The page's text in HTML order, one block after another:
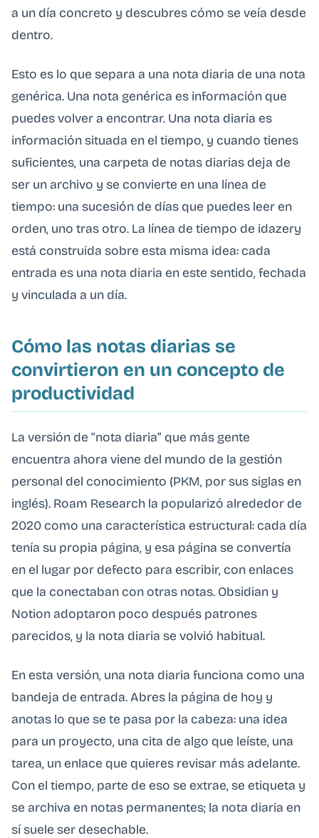
a un día concreto y descubres cómo se veía desde
dentro.
Esto es lo que separa a una nota diaria de una nota
genérica. Una nota genérica es información que
puedes volver a encontrar. Una nota diaria es
información situada en el tiempo, y cuando tienes
suficientes, una carpeta de notas diarias deja de
ser un archivo y se convierte en una línea de
tiempo: una sucesión de días que puedes leer en
orden, uno tras otro. La línea de tiempo de idazery
está construida sobre esta misma idea: cada
entrada es una nota diaria en este sentido, fechada
y vinculada a un día.
Cómo las notas diarias se
convirtieron en un concepto de
productividad
La versión de “nota diaria” que más gente
encuentra ahora viene del mundo de la gestión
personal del conocimiento (PKM, por sus siglas en
inglés). Roam Research la popularizó alrededor de
2020 como una característica estructural: cada día
tenía su propia página, y esa página se convertía
en el lugar por defecto para escribir, con enlaces
que la conectaban con otras notas. Obsidian y
Notion adoptaron poco después patrones
parecidos, y la nota diaria se volvió habitual.
En esta versión, una nota diaria funciona como una
bandeja de entrada. Abres la página de hoy y
anotas lo que se te pasa por la cabeza: una idea
para un proyecto, una cita de algo que leíste, una
tarea, un enlace que quieres revisar más adelante.
Con el tiempo, parte de eso se extrae, se etiqueta y
se archiva en notas permanentes; la nota diaria en
sí suele ser desechable.